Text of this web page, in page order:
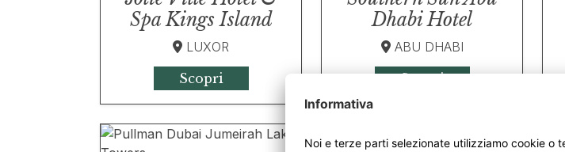
Spa Kings Island
LUXOR
Scopri
Dhabi Hotel
ABU DHABI
Scopri